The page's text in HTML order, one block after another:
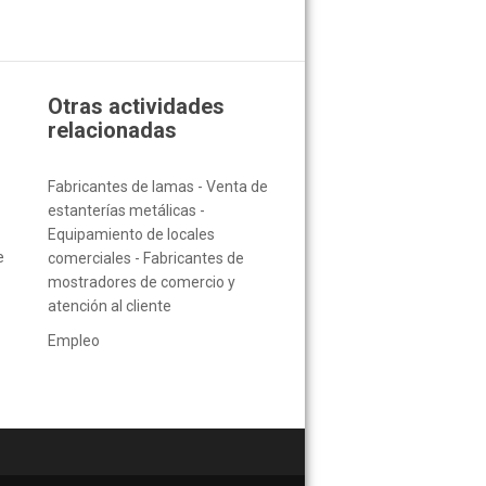
Otras actividades
relacionadas
Fabricantes de lamas - Venta de
estanterías metálicas -
Equipamiento de locales
comerciales - Fabricantes de
mostradores de comercio y
atención al cliente
Empleo